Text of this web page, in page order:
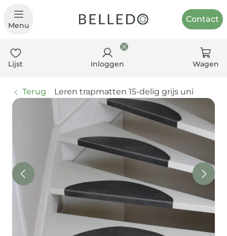
Menu
Contact
Lijst Inloggen Wagen
Terug Leren trapmatten 15-delig grijs uni